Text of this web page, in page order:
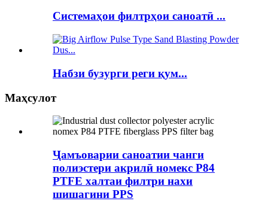
Системаҳои филтрҳои саноатӣ ...
Набзи бузурги реги қум...
Маҳсулот
Ҷамъоварии саноатии чанги
полиэстери акрилӣ номекс P84
PTFE халтаи филтри нахи
шишагини PPS